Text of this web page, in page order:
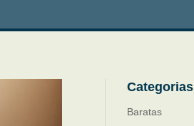
Categorias
Baratas